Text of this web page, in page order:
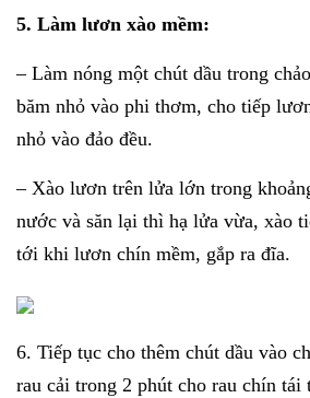
5. Làm lươn xào mềm:
– Làm nóng một chút dầu trong
băm nhỏ vào phi thơm, cho tiếp
nhỏ vào đảo đều.
– Xào lươn trên lửa lớn trong
nước và săn lại thì hạ lửa vừa, xào
tới khi lươn chín mềm, gắp ra đĩa.
6. Tiếp tục cho thêm chút dầu vào
rau cải trong 2 phút cho rau chín tái